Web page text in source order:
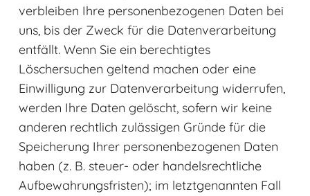
verbleiben Ihre personenbezogenen Daten bei
uns, bis der Zweck für die Datenverarbeitung
entfällt. Wenn Sie ein berechtigtes
Löschersuchen geltend machen oder eine
Einwilligung zur Datenverarbeitung widerrufen,
werden Ihre Daten gelöscht, sofern wir keine
anderen rechtlich zulässigen Gründe für die
Speicherung Ihrer personenbezogenen Daten
haben (z. B. steuer- oder handelsrechtliche
Aufbewahrungsfristen); im letztgenannten Fall